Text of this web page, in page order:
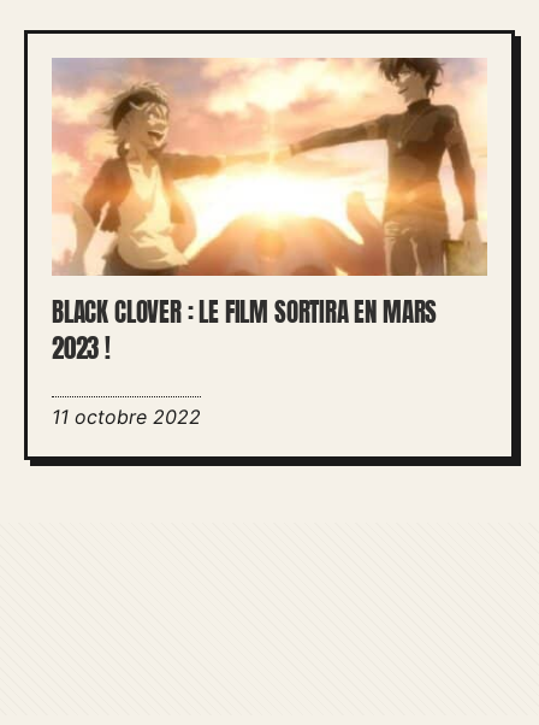
BLACK CLOVER : LE FILM SORTIRA EN MARS
2023 !
11 octobre 2022